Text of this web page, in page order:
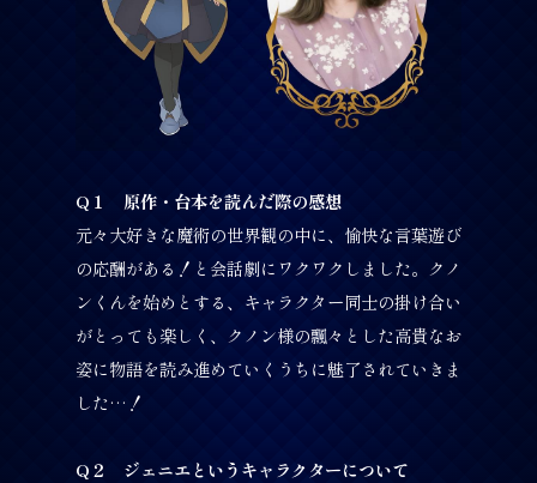
Q１ 原作・台本を読んだ際の感想
元々大好きな魔術の世界観の中に、愉快な言葉遊び
の応酬がある！と会話劇にワクワクしました。クノ
ンくんを始めとする、キャラクター同士の掛け合い
がとっても楽しく、クノン様の飄々とした高貴なお
姿に物語を読み進めていくうちに魅了されていきま
した…！
Q２ ジェニエというキャラクターについて